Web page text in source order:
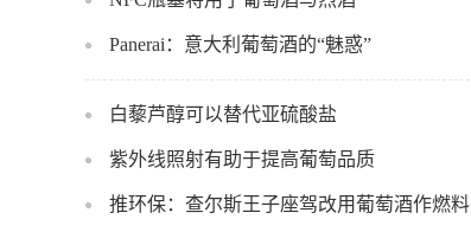
Panerai：意大利葡萄酒的“魅惑”
白藜芦醇可以替代亚硫酸盐
紫外线照射有助于提高葡萄品质
推环保：查尔斯王子座驾改用葡萄酒作燃料